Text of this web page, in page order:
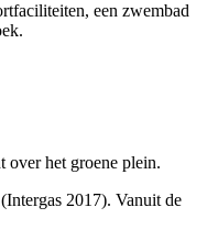
een zwembad
over het groene plein.
2017). Vanuit de